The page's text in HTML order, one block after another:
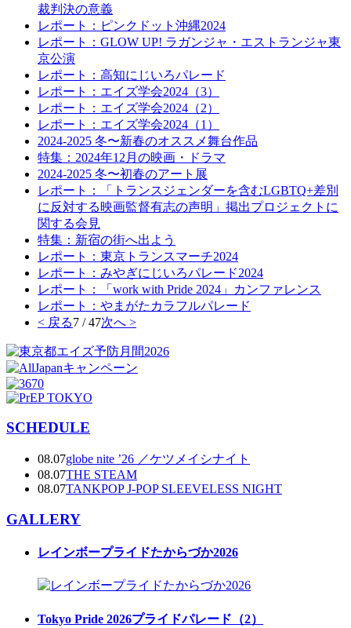
裁判決の意義
レポート：ピンクドット沖縄2024
レポート：GLOW UP! ラガンジャ・エストランジャ東
京公演
レポート：高知にじいろパレード
レポート：エイズ学会2024（3）
レポート：エイズ学会2024（2）
レポート：エイズ学会2024（1）
2024-2025 冬〜新春のオススメ舞台作品
特集：2024年12月の映画・ドラマ
2024-2025 冬〜初春のアート展
レポート：「トランスジェンダーを含むLGBTQ+差別
に反対する映画監督有志の声明」掲出プロジェクトに
関する会見
特集：新宿の街へ出よう
レポート：東京トランスマーチ2024
レポート：みやぎにじいろパレード2024
レポート：「work with Pride 2024」カンファレンス
レポート：やまがたカラフルパレード
< 戻る7 / 47次へ >
SCHEDULE
08.07globe nite ’26 ／ケツメイシナイト
08.07THE STEAM
08.07TANKPOP J-POP SLEEVELESS NIGHT
GALLERY
レインボープライドたからづか2026
Tokyo Pride 2026プライドパレード（2）